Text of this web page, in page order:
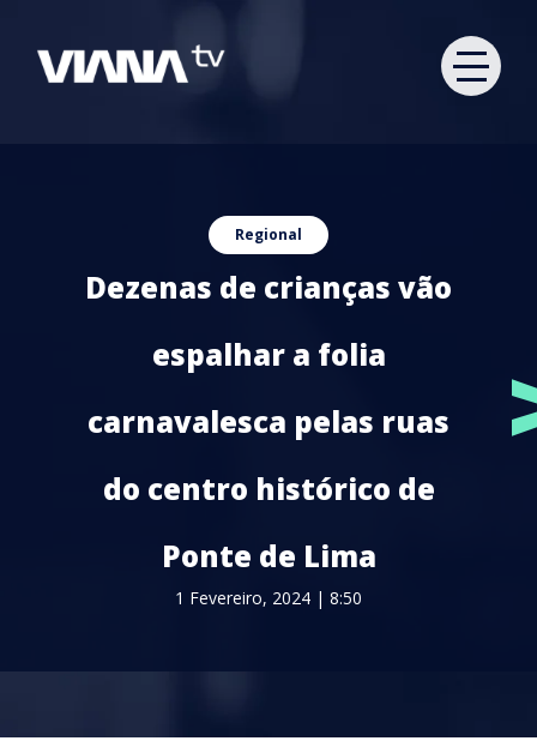
Regional
Dezenas de crianças vão
espalhar a folia
carnavalesca pelas ruas
do centro histórico de
Ponte de Lima
1 Fevereiro, 2024 | 8:50